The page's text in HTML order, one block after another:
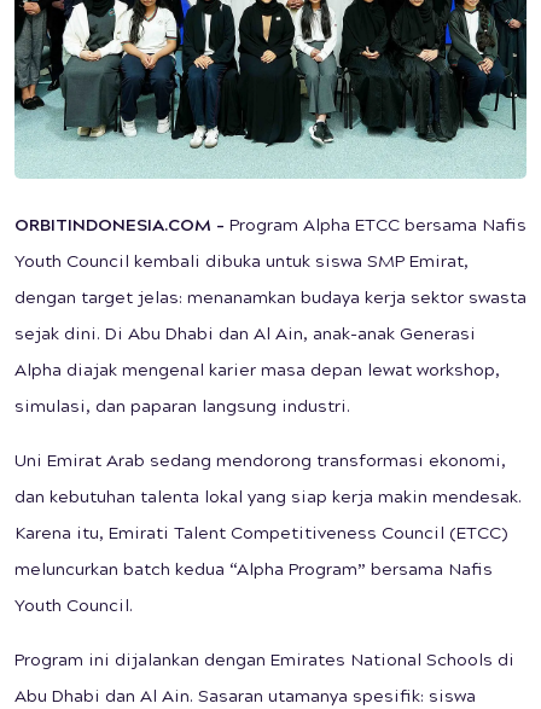
ORBITINDONESIA.COM – Program Alpha ETCC bersama Nafis
Youth Council kembali dibuka untuk siswa SMP Emirat,
dengan target jelas: menanamkan budaya kerja sektor swasta
sejak dini. Di Abu Dhabi dan Al Ain, anak-anak Generasi
Alpha diajak mengenal karier masa depan lewat workshop,
simulasi, dan paparan langsung industri.
Uni Emirat Arab sedang mendorong transformasi ekonomi,
dan kebutuhan talenta lokal yang siap kerja makin mendesak.
Karena itu, Emirati Talent Competitiveness Council (ETCC)
meluncurkan batch kedua “Alpha Program” bersama Nafis
Youth Council.
Program ini dijalankan dengan Emirates National Schools di
Abu Dhabi dan Al Ain. Sasaran utamanya spesifik: siswa